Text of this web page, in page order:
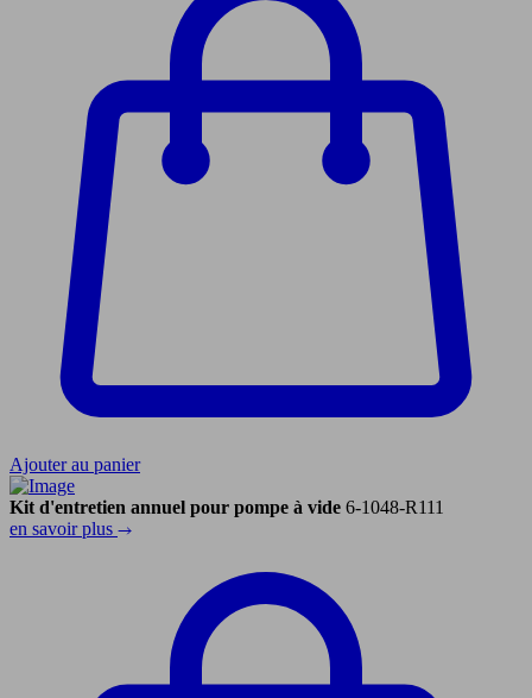
Ajouter au panier
Kit d'entretien annuel pour pompe à vide 6-1048-R111
en savoir plus